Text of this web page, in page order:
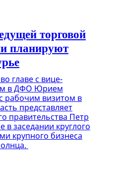
торговой
планируют
главе с вице-
в ДФО Юрием
рабочим визитом в
представляет
правительства Петр
в заседании круглого
крупного бизнеса